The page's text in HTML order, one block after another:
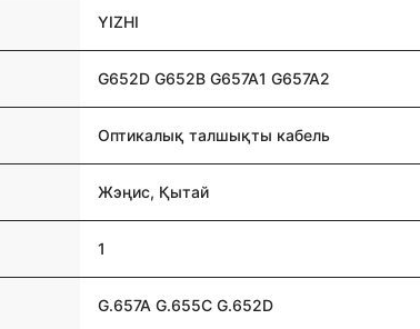
YIZHI
G652D G652B G657A1 G657A2
Оптикалық талшықты кабель
Жэңис, Қытай
1
G.657A G.655C G.652D